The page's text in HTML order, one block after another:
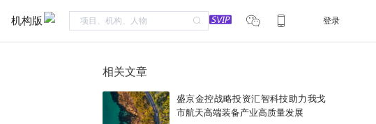
机构版 登录
相关文章
盛京金控战略投资汇智科技助力我戈
市航天高端装备产业高质量发展